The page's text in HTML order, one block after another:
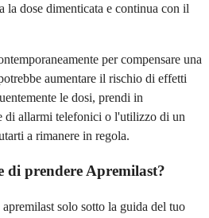
la dose dimenticata e continua con il
per compensare una
aumentare il rischio di effetti
le dosi, prendi in
di allarmi telefonici o l'utilizzo di un
a rimanere in regola.
di prendere Apremilast?
solo sotto la guida del tuo